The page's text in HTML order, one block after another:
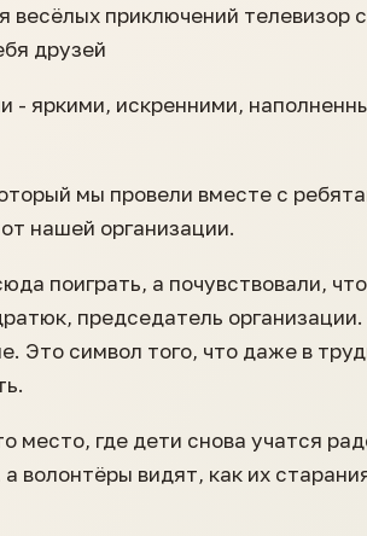
весёлых приключений телевизор с
друзей
- яркими, искренними,
мы провели вместе с
нашей организации.
поиграть, а почувствовали,
председатель
Это символ того, что даже в
где дети снова учатся
волонтёры видят, как их